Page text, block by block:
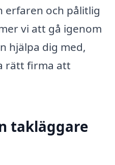
erfaren och pålitlig
vi att gå igenom
hjälpa dig med,
rätt firma att
takläggare